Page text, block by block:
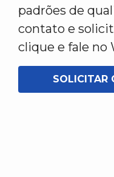
padrões de
contato e
clique e fale no
SOLICITAR